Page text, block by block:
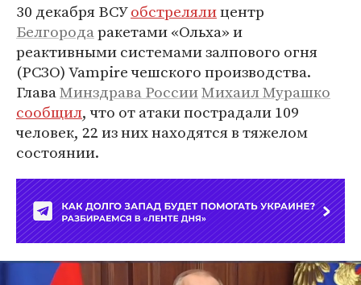
30 декабря ВСУобстрелялицентр
Белгородаракетами «Ольха» и
реактивными системами залпового огня
(РСЗО) Vampire чешского производства.
ГлаваМинздрава РоссииМихаил Мурашко
сообщил, что от атаки пострадали 109
человек, 22 из них находятся в тяжелом
состоянии.